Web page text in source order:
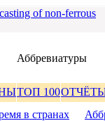
of non-ferrous
Аббpевиатуpы
ТОП 100
в стpанах